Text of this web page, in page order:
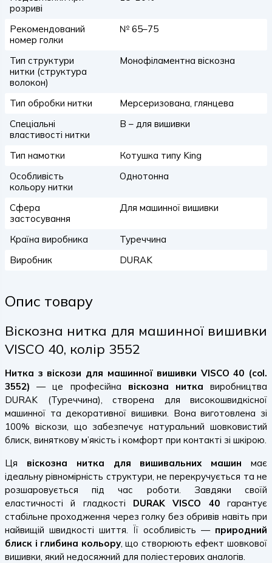
розриві
Рекомендований
номер голки
№ 65–75
Тип структури
нитки (структура
волокон)
Монофіламентна віскозна
Тип обробки нитки
Мерсеризована, глянцева
Спеціальні
властивості нитки
B – для вишивки
Тип намотки
Котушка типу King
Особливість
кольору нитки
Однотонна
Сфера
застосування
Для машинної вишивки
Країна виробника
Туреччина
Виробник
DURAK
Опис товару
Віскозна нитка для машинної вишивки
VISCO 40, колір 3552
Нитка з віскози для машинної вишивки VISCO 40 (col.
3552) — це професійна віскозна ниткавиробництва
DURAK (Туреччина), створена для високошвидкісної
машинної та декоративної вишивки. Вона виготовлена зі
100% віскози, що забезпечує натуральний шовковистий
блиск, виняткову м’якість і комфорт при контакті зі шкірою.
Ця віскозна нитка для вишивальних машин має
ідеальну рівномірність структури, не перекручується та не
розшаровується під час роботи. Завдяки своїй
еластичності й гладкості DURAK VISCO 40гарантує
стабільне проходження через голку без обривів навіть при
найвищій швидкості шиття. Її особливість — природний
блиск і глибина кольору, що створюють ефект шовкової
вишивки, який недосяжний для поліестерових аналогів.